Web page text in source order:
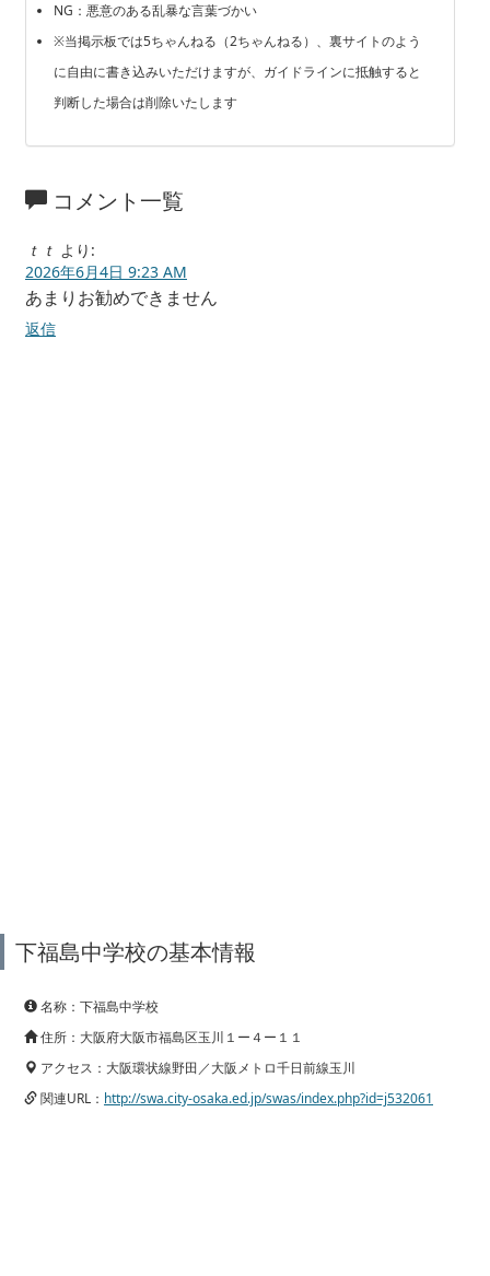
NG：悪意のある乱暴な言葉づかい
※当掲示板では5ちゃんねる（2ちゃんねる）、裏サイトのよう
に自由に書き込みいただけますが、ガイドラインに抵触すると
判断した場合は削除いたします
コメント一覧
ｔｔ より:
2026年6月4日 9:23 AM
あまりお勧めできません
返信
下福島中学校の基本情報
名称：下福島中学校
住所：大阪府大阪市福島区玉川１ー４ー１１
アクセス：大阪環状線野田／大阪メトロ千日前線玉川
関連URL： http://swa.city-osaka.ed.jp/swas/index.php?id=j532061